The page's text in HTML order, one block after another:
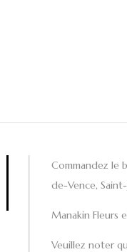
Commandez le
de-Vence,
Manakin Fleurs
Veuillez noter